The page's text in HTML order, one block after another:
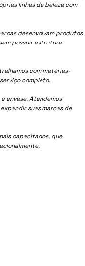
linhas de beleza com
desenvolvam produtos
possuir estrutura
com matérias-
completo.
envase. Atendemos
suas marcas de
capacitados, que